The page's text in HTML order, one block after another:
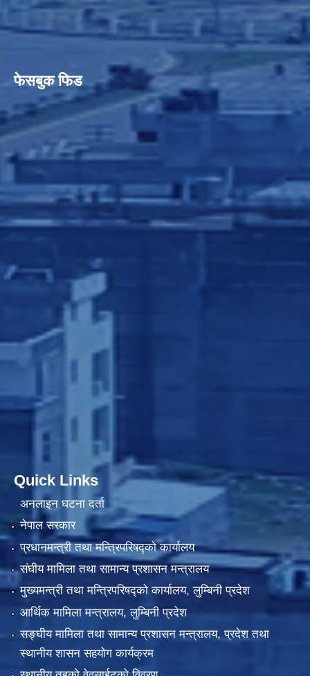
फेसबुक फिड
Quick Links
अनलाइन घटना दर्ता
नेपाल सरकार
प्रधानमन्त्री तथा मन्त्रिपरिषद्को कार्यालय
संघीय मामिला तथा सामान्य प्रशासन मन्त्रालय
मुख्यमन्त्री तथा मन्त्रिपरिषद्को कार्यालय, लुम्बिनी प्रदेश
आर्थिक मामिला मन्त्रालय, लुम्बिनी प्रदेश
सङ्घीय मामिला तथा सामान्य प्रशासन मन्त्रालय, प्रदेश तथा
स्थानीय शासन सहयोग कार्यक्रम